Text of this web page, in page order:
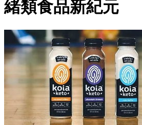
緒類食品新紀元